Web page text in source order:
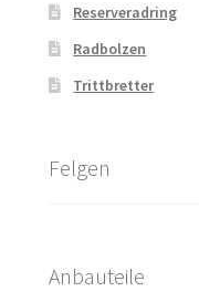
Reserveradring
Radbolzen
Trittbretter
Felgen
Anbauteile